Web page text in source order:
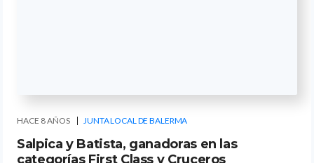
HACE 8 AÑOS JUNTA LOCAL DE BALERMA
Salpica y Batista, ganadoras en las
categorías First Class y Cruceros